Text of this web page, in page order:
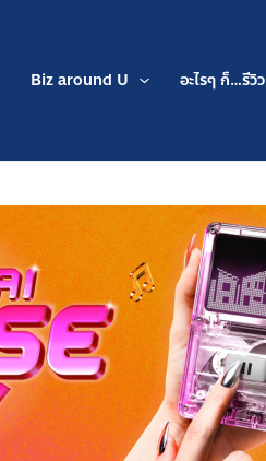
Biz around U อะไรๆ ก็…รีวิว